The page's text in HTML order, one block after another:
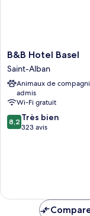
B&B
Hotel
Basel
Saint-
Alban
B&B Hotel Basel
Saint-Alban
Animaux de
admis
Wi-Fi gratuit
8.2
sur
8,2 Très bien
323 avis